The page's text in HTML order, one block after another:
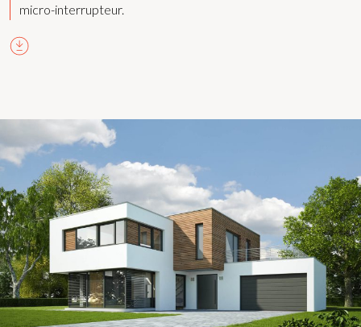
micro-interrupteur.